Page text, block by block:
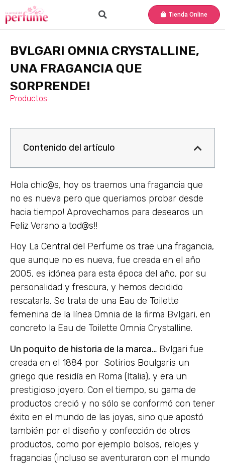
Tienda Online
BVLGARI OMNIA CRYSTALLINE,
UNA FRAGANCIA QUE
SORPRENDE!
Productos
Contenido del artículo
Hola chic@s, hoy os traemos una fragancia que
no es nueva pero que queriamos probar desde
hacia tiempo! Aprovechamos para desearos un
Feliz Verano a tod@s!!
Hoy La Central del Perfume os trae una fragancia,
que aunque no es nueva, fue creada en el año
2005, es idónea para esta época del año, por su
personalidad y frescura, y hemos decidido
rescatarla. Se trata de una Eau de Toilette
femenina de la línea Omnia de la firma Bvlgari, en
concreto la Eau de Toilette Omnia Crystalline.
Un poquito de historia de la marca… Bvlgari fue
creada en el 1884 por Sotirios Boulgaris un
griego que residía en Roma (Italia), y era un
prestigioso joyero. Con el tiempo, su gama de
productos creció y no sólo se conformó con tener
éxito en el mundo de las joyas, sino que apostó
también por el diseño y confección de otros
productos, como por ejemplo bolsos, relojes y
fragancias (incluso se aventuraron con el mundo